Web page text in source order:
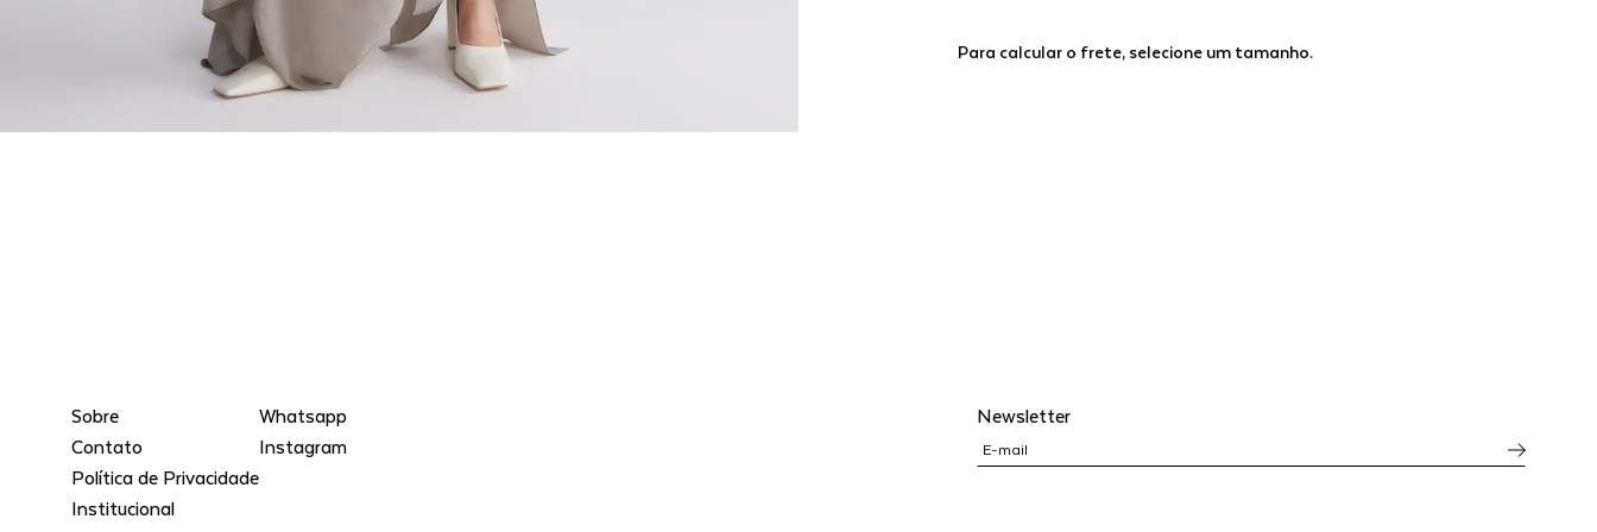
Para calcular o frete, selecione um tamanho.
Sobre
Contato
Política de Privacidade
Institucional
Whatsapp
Instagram
Newsletter